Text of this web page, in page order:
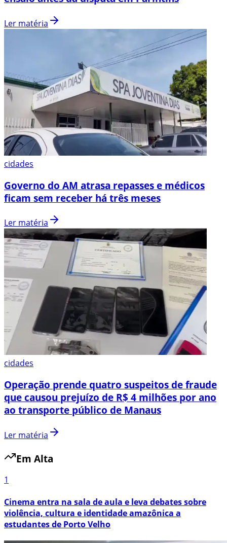
Ler matéria
cidades
Governo do AM atrasa repasses e médicos
ficam sem receber há três meses
Ler matéria
cidades
Operação prende quatro suspeitos de fraude
que causou prejuízo de R$ 4 milhões por ano
ao transporte público de Manaus
Ler matéria
Em Alta
1
Cinema entra na sala de aula e leva debates sobre
violência, cultura e identidade amazônica a
estudantes de Porto Velho